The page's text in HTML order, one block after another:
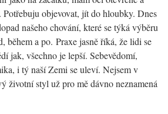
objevovat, jít do hloubky. Dnes
našeho chování, které se týká výběru
během a po. Praxe jasně říká, že lidi se
jak, všechno je lepší. Sebevědomí,
i tý naší Zemi se uleví. Nejsem v
životní styl už pro mě dávno neznamená